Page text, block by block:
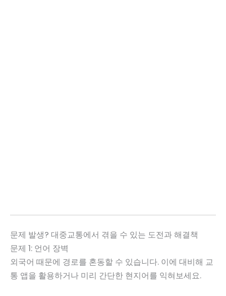
문제 발생? 대중교통에서 겪을 수 있는 도전과 해결책
문제 1: 언어 장벽
외국어 때문에 경로를 혼동할 수 있습니다. 이에 대비해 교
통 앱을 활용하거나 미리 간단한 현지어를 익혀보세요.